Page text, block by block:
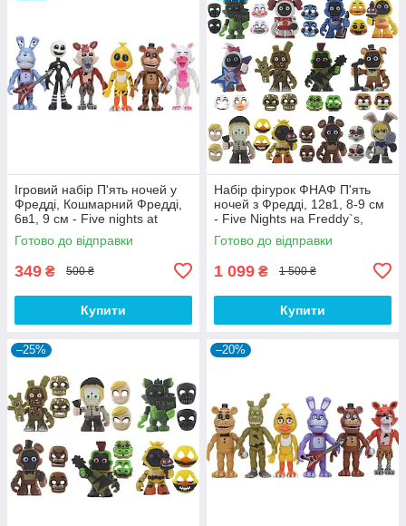
Ігровий набір П'ять ночей у
Фредді, Кошмарний Фредді,
6в1, 9 см - Five nights at
freddy's
Готово до відправки
349 ₴ 500 ₴
Купити
Набір фігурок ФНАФ П'ять
ночей з Фредді, 12в1, 8-9 см
- Five Nights на Freddy`s,
Fnaf, Chica, Bonnie, Foxy
Готово до відправки
1 099 ₴ 1 500 ₴
Купити
–25% –20%